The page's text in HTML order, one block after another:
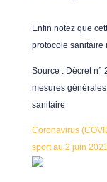
Enfin notez que
protocole sanitaire
Source : Décret n°
mesures
sanitaire
Coronavirus
sport au 2 juin 2021